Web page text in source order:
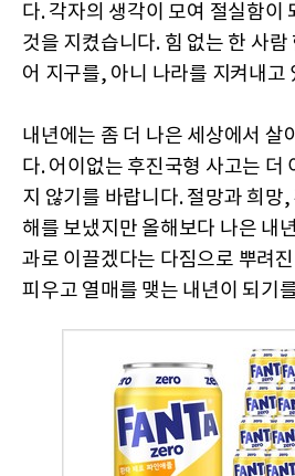
다. 각자의 생각이 모여 절실함이
것을 지켰습니다. 힘 없는 한 사람
어 지구를, 아니 나라를 지켜내고
내년에는 좀 더 나은 세상에서 살
다. 어이없는 후진국형 사고는 더
지 않기를 바랍니다. 절망과 희망
해를 보냈지만 올해보다 나은 내
과로 이끌겠다는 다짐으로 뿌려
피우고 열매를 맺는 내년이 되기